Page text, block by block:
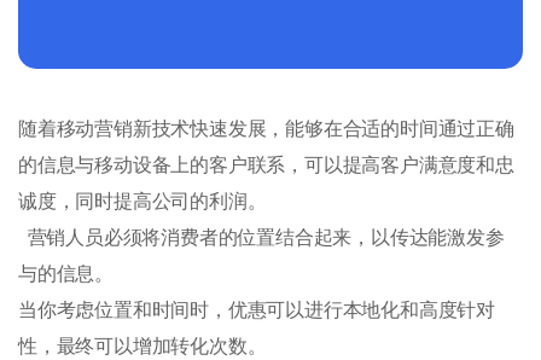
随着移动营销新技术快速发展，能够在合适的时间通过正确
的信息与移动设备上的客户联系，可以提高客户满意度和忠
诚度，同时提高公司的利润。
营销人员必须将消费者的位置结合起来，以传达能激发参
与的信息。
当你考虑位置和时间时，优惠可以进行本地化和高度针对
性，最终可以增加转化次数。